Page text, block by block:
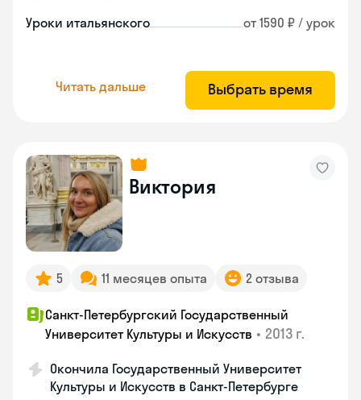
Уроки итальянского от 1590 ₽ / урок
Читать дальше Выбрать время
Виктория
5 11 месяцев опыта 2 отзыва
Санкт-Петербургский Государственный
Университет Культуры и Искусств • 2013 г.
Окончила Государственный Университет
Культуры и Искусств в Санкт-Петербурге